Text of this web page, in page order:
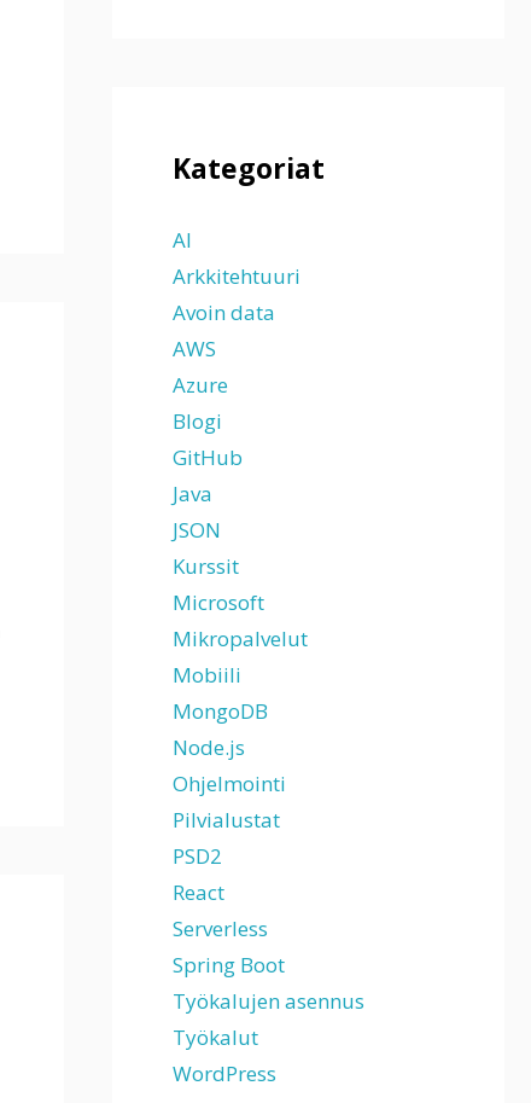
Kategoriat
AI
Arkkitehtuuri
Avoin data
AWS
Azure
Blogi
GitHub
Java
JSON
Kurssit
Microsoft
Mikropalvelut
Mobiili
MongoDB
Node.js
Ohjelmointi
Pilvialustat
PSD2
React
Serverless
Spring Boot
Työkalujen asennus
Työkalut
WordPress